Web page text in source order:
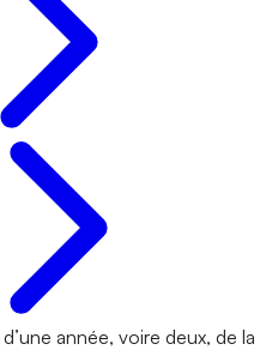
année, voire deux, de la